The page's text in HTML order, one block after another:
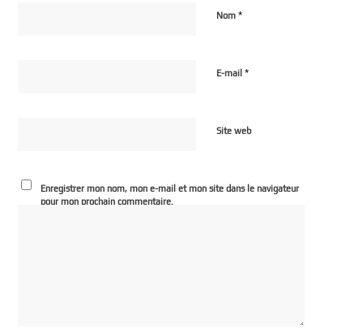
Nom*
E-mail*
Site web
Enregistrer mon nom, mon e-mail et mon site dans le navigateur
pour mon prochain commentaire.